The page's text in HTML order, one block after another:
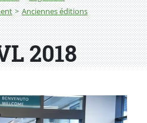
Anciennes éditions
2018